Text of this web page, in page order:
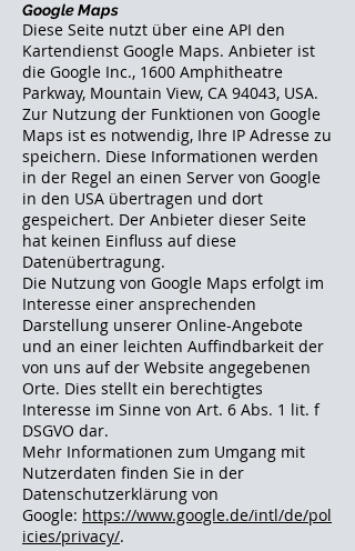
Google Maps
Diese Seite nutzt über eine API den
Kartendienst Google Maps. Anbieter ist
die Google Inc., 1600 Amphitheatre
Parkway, Mountain View, CA 94043, USA.
Zur Nutzung der Funktionen von Google
Maps ist es notwendig, Ihre IP Adresse zu
speichern. Diese Informationen werden
in der Regel an einen Server von Google
in den USA übertragen und dort
gespeichert. Der Anbieter dieser Seite
hat keinen Einfluss auf diese
Datenübertragung.
Die Nutzung von Google Maps erfolgt im
Interesse einer ansprechenden
Darstellung unserer Online-Angebote
und an einer leichten Auffindbarkeit der
von uns auf der Website angegebenen
Orte. Dies stellt ein berechtigtes
Interesse im Sinne von Art. 6 Abs. 1 lit. f
DSGVO dar.
Mehr Informationen zum Umgang mit
Nutzerdaten finden Sie in der
Datenschutzerklärung von
Google: https://www.google.de/intl/de/pol
icies/privacy/.